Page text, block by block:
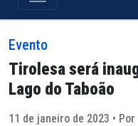
Evento
Tirolesa será
Lago do Taboão
11 de janeiro de 2023 • Por